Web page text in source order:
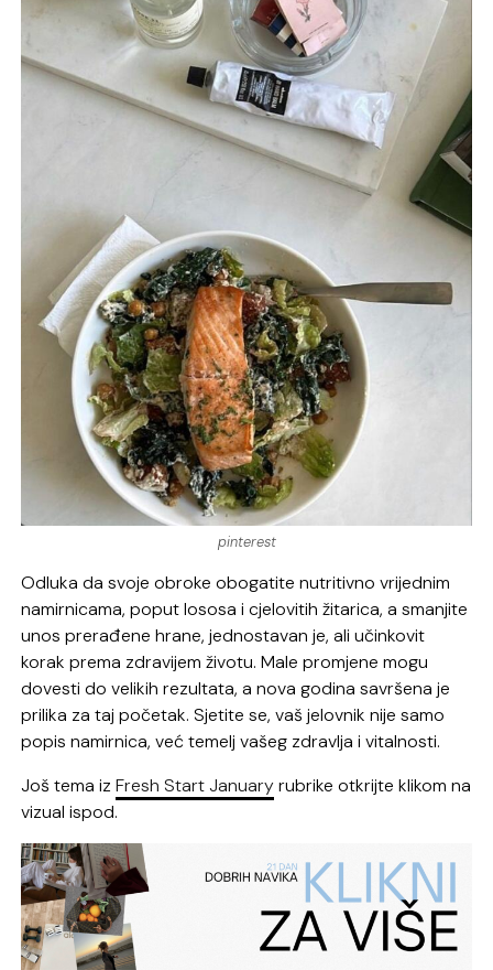
pinterest
Odluka da svoje obroke obogatite nutritivno vrijednim
namirnicama, poput lososa i cjelovitih žitarica, a smanjite
unos prerađene hrane, jednostavan je, ali učinkovit
korak prema zdravijem životu. Male promjene mogu
dovesti do velikih rezultata, a nova godina savršena je
prilika za taj početak. Sjetite se, vaš jelovnik nije samo
popis namirnica, već temelj vašeg zdravlja i vitalnosti.
Još tema izFresh Start Januaryrubrike otkrijte klikom na
vizual ispod.